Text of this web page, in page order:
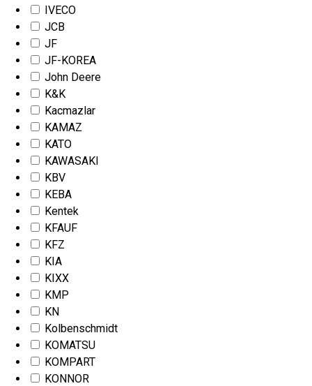
IVECO
JCB
JF
JF-KOREA
John Deere
K&K
Kacmazlar
KAMAZ
KATO
KAWASAKI
KBV
KEBA
Kentek
KFAUF
KFZ
KIA
KIXX
KMP
KN
Kolbenschmidt
KOMATSU
KOMPART
KONNOR